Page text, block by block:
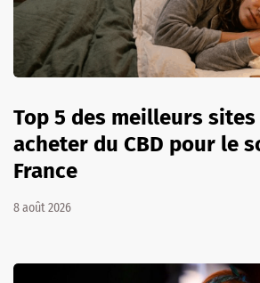
Top 5 des meilleurs
acheter du CBD pour le
France
8 août 2026